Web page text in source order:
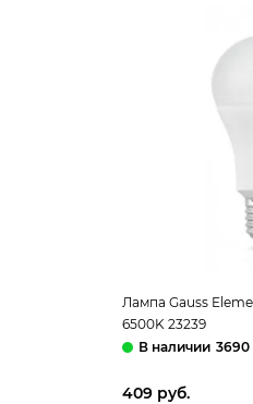
Лампа Gauss
6500K 23239
3690
409 руб.